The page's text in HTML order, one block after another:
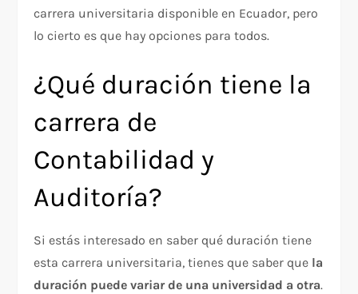
carrera universitaria disponible en Ecuador, pero
lo cierto es que hay opciones para todos.
¿Qué duración tiene la
carrera de
Contabilidad y
Auditoría?
Si estás interesado en saber qué duración tiene
esta carrera universitaria, tienes que saber que la
duración puede variar de una universidad a otra.